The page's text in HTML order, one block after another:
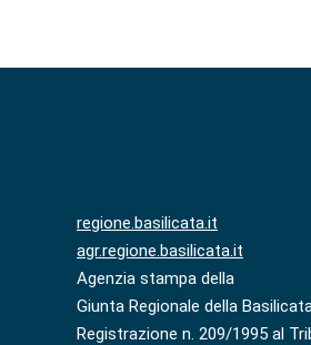
regione.basilicata.it
agr.regione.basilicata.it
Agenzia stampa della
Giunta Regionale della
Registrazione n. 209/1995 al